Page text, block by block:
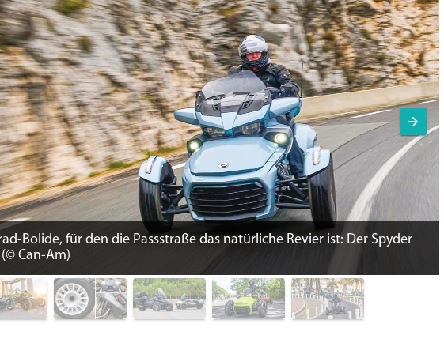
Bolide, für den die Passstraße das natürliche Revier ist: Der Spyder
Can-Am)